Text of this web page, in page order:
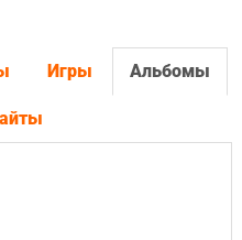
Игры Альбомы